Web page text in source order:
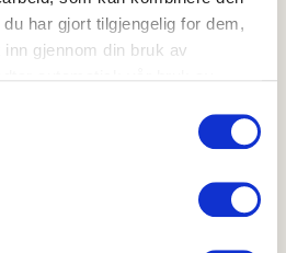
har gjort tilgjengelig for dem,
gjennom din bruk av
med